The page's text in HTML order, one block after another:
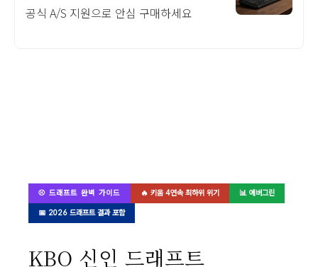
공식 A/S 지원으로 안심 구매하세요
⚾ 드래프트 완벽 가이드 🔥 키움 4연속 최하위 위기 📊 에버그린
📅 2026 드래프트 결과 포함
KBO 신인 드래프트